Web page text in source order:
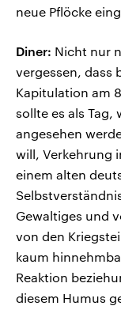
neue Pflöcke
Diner: Nicht nur
vergessen, dass
Kapitulation am
sollte es als Tag,
angesehen
will, Verkehrung
einem alten
Gewaltiges und
von den
kaum
Reaktion
diesem Humus